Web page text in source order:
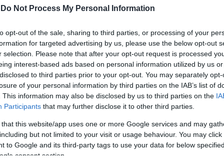
Do Not Process My Personal Information
opt-out of the sale, sharing to third parties, or processing of your
for targeted advertising by us, please use the below opt-out
selection. Please note that after your opt-out request is processed
interest-based ads based on personal information utilized by us
to third parties prior to your opt-out. You may separately
of your personal information by third parties on the IAB’s list of
This information may also be disclosed by us to third parties on the
Participants that may further disclose it to other third parties.
that this website/app uses one or more Google services and may
but not limited to your visit or usage behaviour. You may
to Google and its third-party tags to use your data for below
consent section.
τόσο χαμηλά λόγω πλειστηριασμού και η πάγια άποψή
Αλλά ας υποθέσουμε πως όντως αυτή είναι η τιμή με
ένα κεφάλαιο 300 χιλιάδων ευρώ και όχι
των αναλογιών, είναι σα να αγοράζεις μία Rolls Royce
Rolls Royce. Αλλά το κόστος κατοχής και συντήρησης
άκρως ανασταλτικούς παράγοντες απόρριψης
προσέδιδε.
ματαιοδοξίας (κατέχω ένα νησί) η πραγματικότητα
υπάρχουν περιορισμοί στην αξιοποίησή του (στην
ξεχνάμε και αυτό) το ερώτημα παραμένει: από πού θα
του ακινήτου; Ενδεχομένως από μία μεταπώληση σε
θα σκεφτεί το πρακτικό μέρος· και αυτό δεν